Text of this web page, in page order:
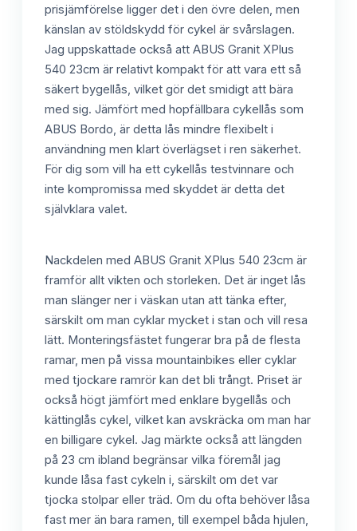
prisjämförelse ligger det i den övre delen, men
känslan av stöldskydd för cykel är svårslagen.
Jag uppskattade också att ABUS Granit XPlus
540 23cm är relativt kompakt för att vara ett så
säkert bygellås, vilket gör det smidigt att bära
med sig. Jämfört med hopfällbara cykellås som
ABUS Bordo, är detta lås mindre flexibelt i
användning men klart överlägset i ren säkerhet.
För dig som vill ha ett cykellås testvinnare och
inte kompromissa med skyddet är detta det
självklara valet.
Nackdelen med ABUS Granit XPlus 540 23cm är
framför allt vikten och storleken. Det är inget lås
man slänger ner i väskan utan att tänka efter,
särskilt om man cyklar mycket i stan och vill resa
lätt. Monteringsfästet fungerar bra på de flesta
ramar, men på vissa mountainbikes eller cyklar
med tjockare ramrör kan det bli trångt. Priset är
också högt jämfört med enklare bygellås och
kättinglås cykel, vilket kan avskräcka om man har
en billigare cykel. Jag märkte också att längden
på 23 cm ibland begränsar vilka föremål jag
kunde låsa fast cykeln i, särskilt om det var
tjocka stolpar eller träd. Om du ofta behöver låsa
fast mer än bara ramen, till exempel båda hjulen,